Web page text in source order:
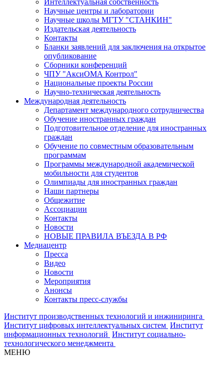
Интеллектуальная собственность
Научные центры и лаборатории
Научные школы МГТУ "СТАНКИН"
Издательская деятельность
Контакты
Бланки заявлений для заключения на открытое
опубликование
Сборники конференций
ЧПУ "АксиОМА Контрол"
Национальные проекты России
Научно-техническая деятельность
Международная деятельность
Департамент международного сотрудничества
Обучение иностранных граждан
Подготовительное отделение для иностранных
граждан
Обучение по совместным образовательным
программам
Программы международной академической
мобильности для студентов
Олимпиады для иностранных граждан
Наши партнеры
Общежитие
Ассоциации
Контакты
Новости
НОВЫЕ ПРАВИЛА ВЪЕЗДА В РФ
Медиацентр
Пресса
Видео
Новости
Мероприятия
Анонсы
Контакты пресс-службы
Институт производственных технологий и инжиниринга
Институт цифровых интеллектуальных систем Институт
информационных технологий Институт социально-
технологического менеджмента
МЕНЮ